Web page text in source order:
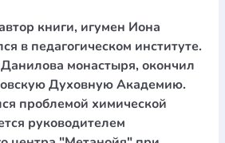
виробиМагніти Металеві
Настільні ігри Пакети
Пластмасові виробиХустки
ігри Репринти Свічки
Чохли на Библії
Головні убори
товари
Комп`ютерні ігри
Годинники
книги, игумен Иона
в педагогическом институте.
монастыря, окончил
Духовную Академию.
проблемой химической
руководителем